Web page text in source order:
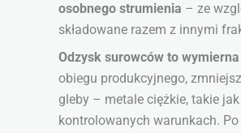
osobnego strumienia – ze
składowane razem z innymi
Odzysk surowców to
obiegu produkcyjnego,
gleby – metale ciężkie, takie
kontrolowanych warunkach.